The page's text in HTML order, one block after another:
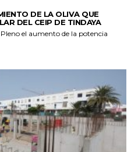
DE LA OLIVA QUE
DEL CEIP DE TINDAYA
el aumento de la potencia